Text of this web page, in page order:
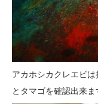
アカホシカクレエビ
とタマゴを確認出来ま